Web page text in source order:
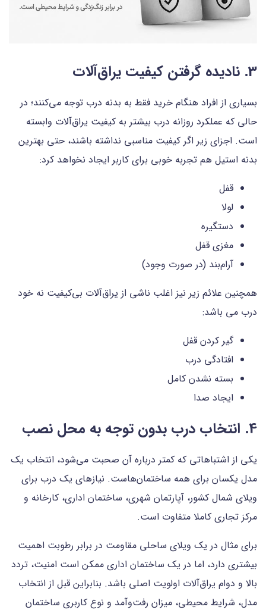
3. نادیده گرفتن کیفیت یراق‌آلات
بسیاری از افراد هنگام خرید فقط به بدنه درب توجه می‌کنند؛ در
حالی که عملکرد روزانه درب بیشتر به کیفیت یراق‌آلات وابسته
است. اجزای زیر اگر کیفیت مناسبی نداشته باشند، حتی بهترین
بدنه استیل هم تجربه خوبی برای کاربر ایجاد نخواهد کرد:
قفل
لولا
دستگیره
مغزی قفل
آرام‌بند (در صورت وجود)
همچنین علائم زیر نیز اغلب ناشی از یراق‌آلات بی‌کیفیت نه خود
درب می باشد:
گیر کردن قفل
افتادگی درب
بسته نشدن کامل
ایجاد صدا
4. انتخاب درب بدون توجه به محل نصب
یکی از اشتباهاتی که کمتر درباره آن صحبت می‌شود، انتخاب یک
مدل یکسان برای همه ساختمان‌هاست. نیازهای یک درب برای
ویلای شمال کشور، آپارتمان شهری، ساختمان اداری، کارخانه و
مرکز تجاری کاملا متفاوت است.
برای مثال در یک ویلای ساحلی مقاومت در برابر رطوبت اهمیت
بیشتری دارد، اما در یک ساختمان اداری ممکن است امنیت، تردد
بالا و دوام یراق‌آلات اولویت اصلی باشد. بنابراین قبل از انتخاب
مدل، شرایط محیطی، میزان رفت‌وآمد و نوع کاربری ساختمان